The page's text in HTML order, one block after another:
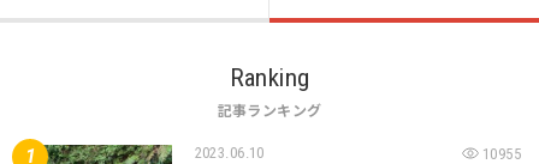
Ranking
記事ランキング
2023.06.10 10955